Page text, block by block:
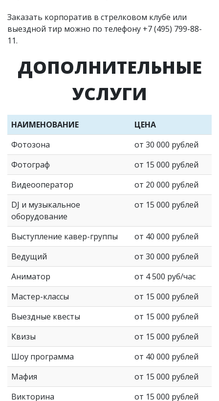
Заказать корпоратив в стрелковом клубе или
выездной тир можно по телефону +7 (495) 799-88-
11.
ДОПОЛНИТЕЛЬНЫЕ
УСЛУГИ
НАИМЕНОВАНИЕ
ЦЕНА
Фотозона
от 30 000 рублей
Фотограф
от 15 000 рублей
Видеооператор
от 20 000 рублей
DJ и музыкальное
оборудование
от 15 000 рублей
Выступление кавер-группы
от 40 000 рублей
Ведущий
от 30 000 рублей
Аниматор
от 4 500 руб/час
Мастер-классы
от 15 000 рублей
Выездные квесты
от 15 000 рублей
Квизы
от 15 000 рублей
Шоу программа
от 40 000 рублей
Мафия
от 15 000 рублей
Викторина
от 15 000 рублей